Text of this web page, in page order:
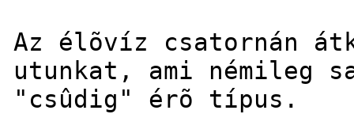
Az élõvíz csatornán
utunkat, ami némileg
"csûdig" érõ típus.